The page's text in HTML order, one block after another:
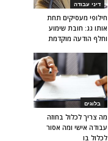
דיני עבודה
חילופי מעסיקים תחת
אותו גג: חובת שימוע
וחלף הודעה מוקדמת
בלוגים
מה צריך לכלול בחוזה
עבודה אישי ומה אסור
לכלול בו